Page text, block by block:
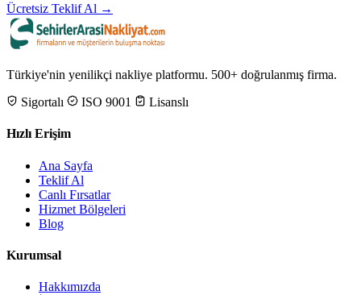
Ücretsiz Teklif Al →
Türkiye'nin yenilikçi nakliye platformu. 500+ doğrulanmış firma.
Sigortalı
ISO 9001 Lisanslı
Hızlı Erişim
Ana Sayfa
Teklif Al
Canlı Fırsatlar
Hizmet Bölgeleri
Blog
Kurumsal
Hakkımızda